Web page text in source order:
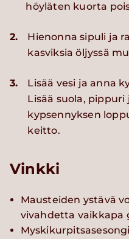
höyläten kuorta
2.
Hienonna sipuli ja
kasviksia öljyssä
3.
Lisää vesi ja anna
Lisää suola,
kypsennyksen
keitto.
Vinkki
Mausteiden ystävä
vivahdetta vaikkapa